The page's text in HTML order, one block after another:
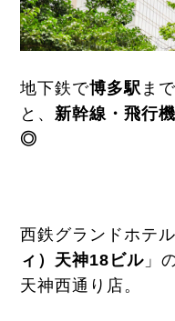
地下鉄で博多駅 ま
と、 新幹線・飛行
◎
西鉄グランドホテ
ィ）天神18ビル 」
天神西通り店。